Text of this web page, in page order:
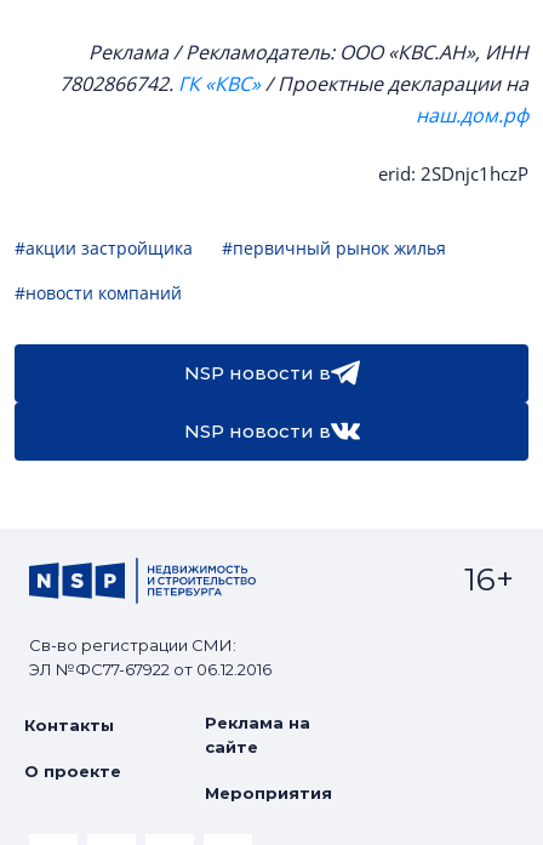
Реклама / Рекламодатель: ООО «КВС.АН», ИНН
7802866742. ГК «КВС»/ Проектные декларации на
наш.дом.рф
erid: 2SDnjc1hczP
#акции застройщика
#первичный рынок жилья
#новости компаний
NSP новости в
NSP новости в
Св-во регистрации СМИ:
ЭЛ №ФС77-67922 от 06.12.2016
16+
Контакты
О проекте
Реклама на
сайте
Мероприятия